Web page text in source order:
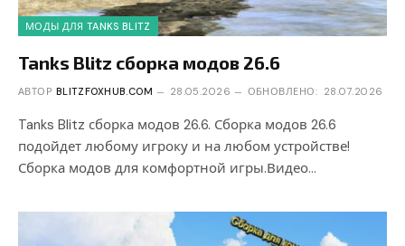
МОДЫ ДЛЯ TANKS BLITZ
Tanks Blitz сборка модов 26.6
АВТОР BLITZFOXHUB.COM 28.05.2026 ОБНОВЛЕНО: 28.07.2026
Tanks Blitz сборка модов 26.6. Сборка модов 26.6
подойдет любому игроку и на любом устройстве!
Сборка модов для комфортной игры.Видео…